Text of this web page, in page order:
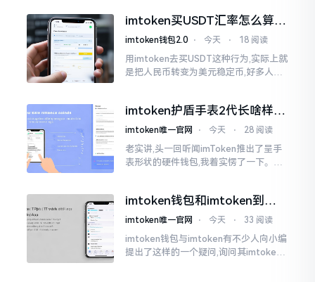
热锅上的蚂蚁,慌乱无措。
imtoken买USDT汇率怎么算？
几点买最划算
imtoken钱包2.0 ⋅ 今天 ⋅ 18 阅读
用imtoken去买USDT这种行为,实际上就
是把人民币转变为美元稳定币,好多人在
低的状况
imtoken护盾手表2代长啥样？
真实上手体验分享
imtoken唯一官网 ⋅ 今天 ⋅ 28 阅读
老实讲,头一回听闻imToken推出了呈手
表形状的硬件钱包,我着实愣了一下。在c
imtoken钱包和imtoken到底
是不是一回事？看完就懂了
imtoken唯一官网 ⋅ 今天 ⋅ 33 阅读
imtoken钱包与imtoken有不少人向小编
提出了这样的一个疑问,询问其imtoken